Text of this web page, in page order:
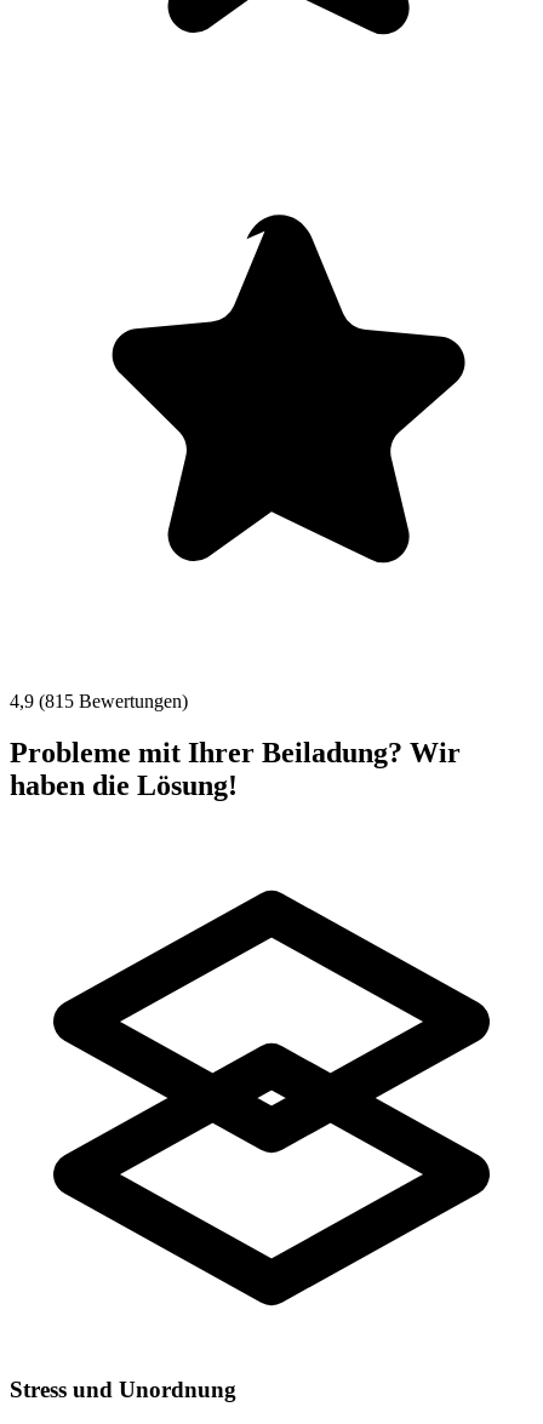
4,9 (815 Bewertungen)
Probleme mit Ihrer Beiladung? Wir
haben die Lösung!
Stress und Unordnung